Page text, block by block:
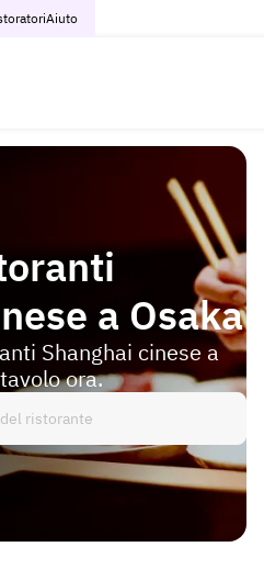
Aiuto
a Osaka
Shanghai cinese a
ora.